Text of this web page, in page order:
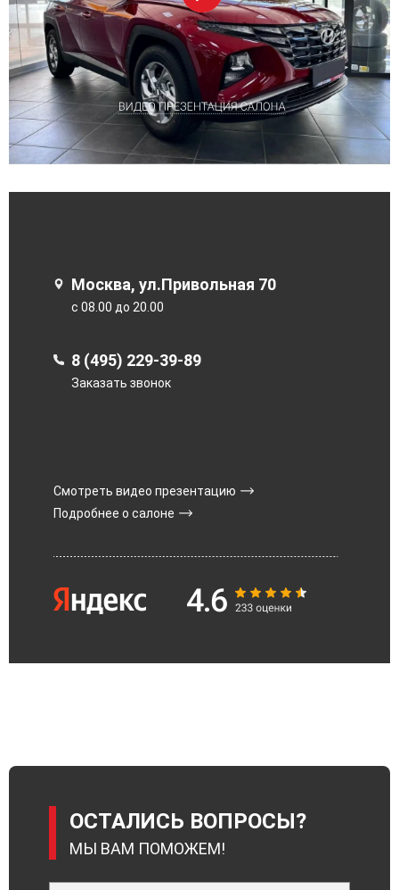
Москва, ул.Привольная 70
с 08.00 до 20.00
8 (495) 229-39-89
Заказать звонок
Смотреть видео презентацию
Подробнее о салоне
ОСТАЛИСЬ ВОПРОСЫ?
МЫ ВАМ ПОМОЖЕМ!